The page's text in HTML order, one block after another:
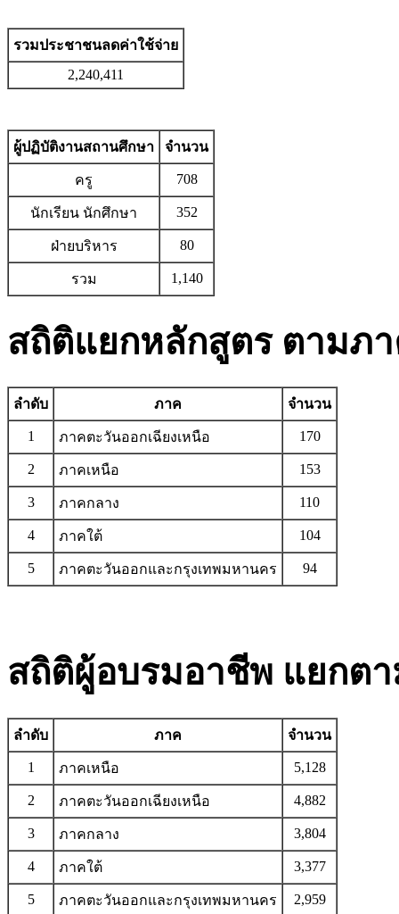
รวมประชาชนลดค่าใช้จ่าย
2,240,411
ผู้ปฏิบัติงานสถานศึกษา จำนวน
ครู 708
นักเรียน นักศึกษา 352
ฝ่ายบริหาร 80
รวม 1,140
สถิติแยกหลักสูตร ตามภ
ลำดับ ภาค จำนวน
1 ภาคตะวันออกเฉียงเหนือ 170
2 ภาคเหนือ 153
3 ภาคกลาง 110
4 ภาคใต้ 104
5 ภาคตะวันออกและกรุงเทพมหานคร 94
สถิติผู้อบรมอาชีพ แยกต
ลำดับ ภาค จำนวน
1 ภาคเหนือ 5,128
2 ภาคตะวันออกเฉียงเหนือ 4,882
3 ภาคกลาง 3,804
4 ภาคใต้ 3,377
5 ภาคตะวันออกและกรุงเทพมหานคร 2,959